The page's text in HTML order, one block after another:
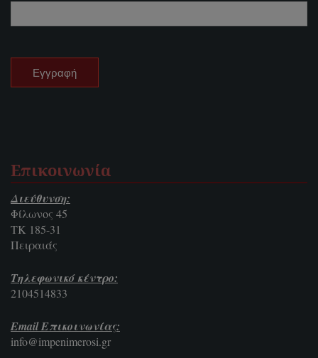
Επικοινωνία
Διεύθυνση:
Φίλωνος 45
ΤΚ 185-31
Πειραιάς
Τηλεφωνικό κέντρο:
2104514833
Email Επικοινωνίας:
info@impenimerosi.gr